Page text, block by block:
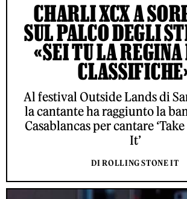
CHARLI XCX A
SUL PALCO DEGLI
«SEI TU LA
Al festival Outside Lands di
la cantante ha raggiunto la
Casablancas per cantare
It’
DI ROLLING STONE IT